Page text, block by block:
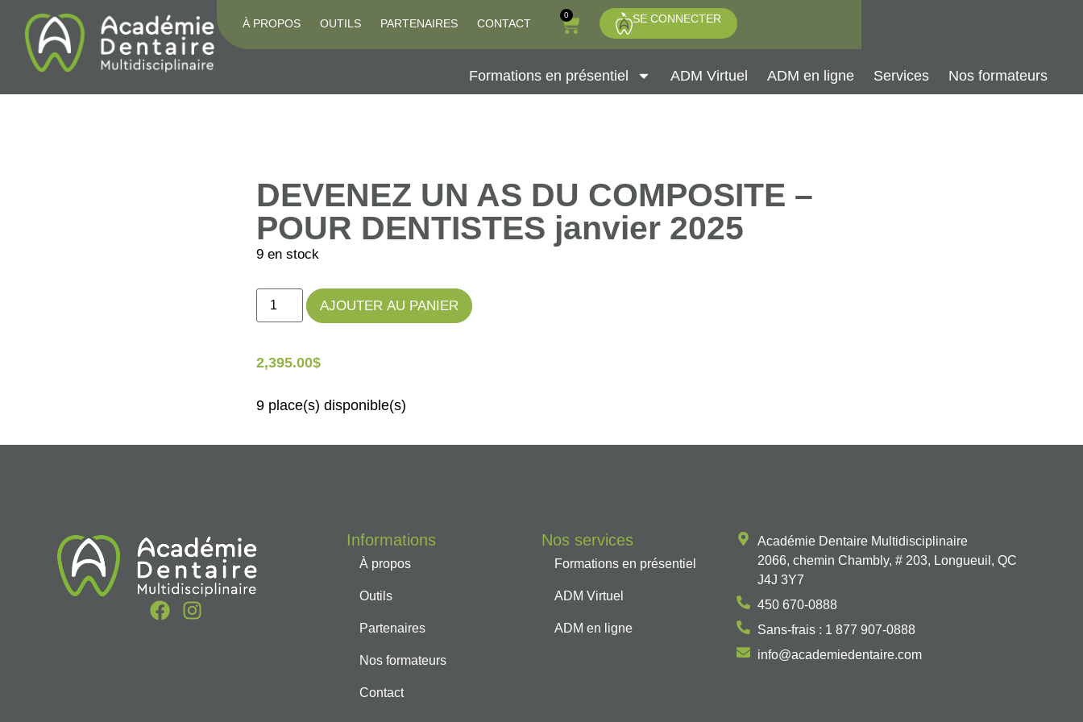
À PROPOS OUTILS PARTENAIRES CONTACT
0 SE CONNECTER
Formations en présentiel ADM Virtuel ADM en ligne Services Nos formateurs
DEVENEZ UN AS DU COMPOSITE –
POUR DENTISTES janvier 2025
9 en stock
AJOUTER AU PANIER
2,395.00$
9 place(s) disponible(s)
Informations
À propos
Outils
Partenaires
Nos formateurs
Contact
Nos services
Formations en présentiel
ADM Virtuel
ADM en ligne
Académie Dentaire Multidisciplinaire
2066, chemin Chambly, # 203, Longueuil, QC
J4J 3Y7
450 670-0888
Sans-frais : 1 877 907-0888
info@academiedentaire.com